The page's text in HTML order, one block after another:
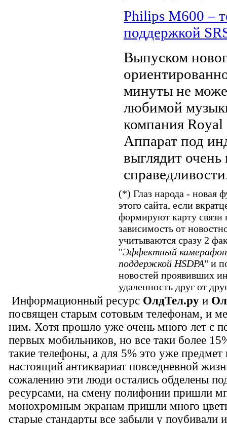
Philips M600 –
поддержкой
Выпуском
минуты не
любимой
компания
Аппарат под
выглядит очень
(*) Глаз народа - новая
этого сайта, если
формируют карту связи
зависимость от
учитываются сразу 2
"Эффектный камерафон
поддержкой HSDPA" и
новостей проявивших
удаленность друг от
Информационный ресурс ОлдТел.ру и
посвящен старым сотовым телефонам, и
ним. Хотя прошло уже очень много лет с
первых мобильников, но все таки более
такие телефоны, а для 5% это уже предмет
настоящий антиквариат повседневной
сожалению эти люди остались обделены
ресурсами, на смену полифонии пришли
монохромным экранам пришли много
старые стандарты все забыли у